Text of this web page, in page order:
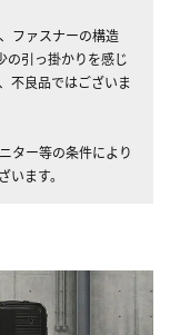
ファスナーの構造
の引っ掛かりを感じ
不良品ではございま
ター等の条件により
ます。